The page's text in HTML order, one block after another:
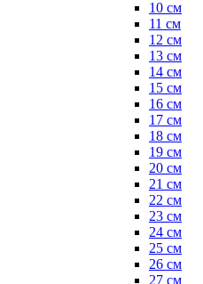
10 см
11 см
12 см
13 см
14 см
15 см
16 см
17 см
18 см
19 см
20 см
21 см
22 см
23 см
24 см
25 см
26 см
27 см